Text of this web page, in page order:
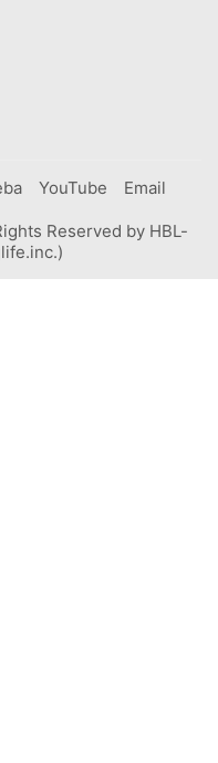
YouTube Email
Reserved by HBL-